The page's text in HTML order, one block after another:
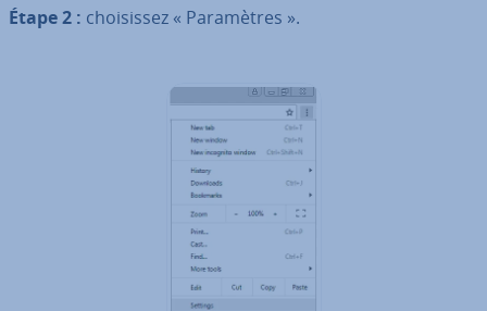
Étape 2 : choi­sis­sez « Pa­ra­mètres ».